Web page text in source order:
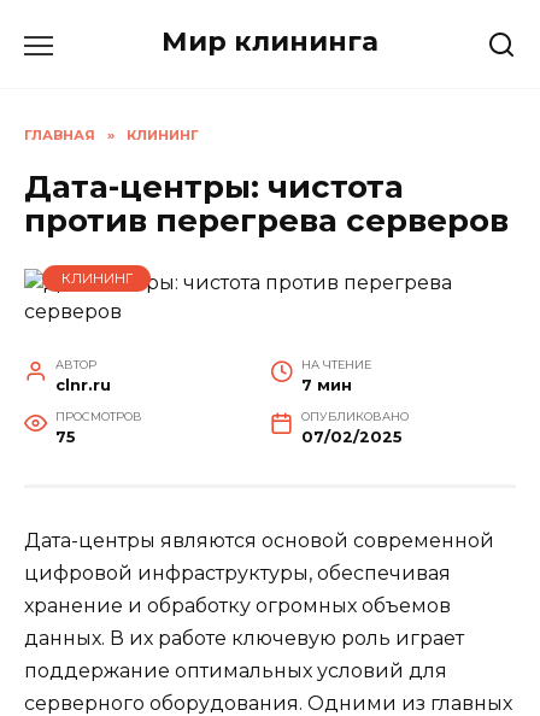
Мир клининга
ГЛАВНАЯ » КЛИНИНГ
Дата-центры: чистота
против перегрева серверов
КЛИНИНГ
АВТОР
clnr.ru
НА ЧТЕНИЕ
7 мин
ПРОСМОТРОВ
75
ОПУБЛИКОВАНО
07/02/2025
Дата-центры являются основой современной
цифровой инфраструктуры, обеспечивая
хранение и обработку огромных объемов
данных. В их работе ключевую роль играет
поддержание оптимальных условий для
серверного оборудования. Одними из главных